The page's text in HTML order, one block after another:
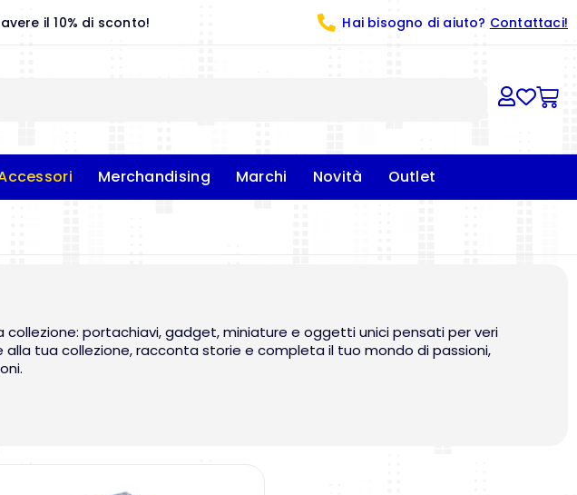
il 10% di sconto! Hai bisogno di aiuto? Contattaci!
Merchandising Marchi Novità Outlet
collezione: portachiavi, gadget, miniature e oggetti unici pensati per veri
tua collezione, racconta storie e completa il tuo mondo di passioni,